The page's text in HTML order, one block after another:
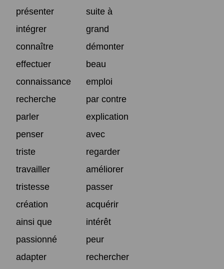
présenter
suite à
intégrer
grand
connaître
démonter
effectuer
beau
connaissance
emploi
recherche
par contre
parler
explication
penser
avec
triste
regarder
travailler
améliorer
tristesse
passer
création
acquérir
ainsi que
intérêt
passionné
peur
adapter
rechercher